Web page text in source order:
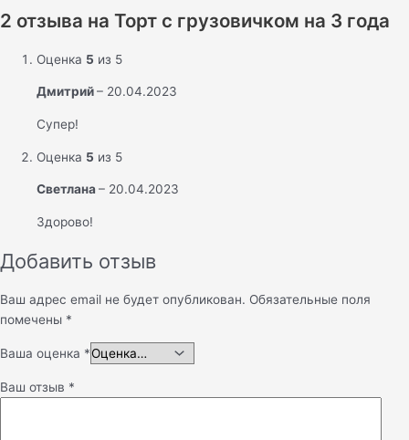
2 отзыва на Торт c грузовичком на 3 года
Оценка 5 из 5
Дмитрий– 20.04.2023
Супер!
Оценка 5 из 5
Светлана– 20.04.2023
Здорово!
Добавить отзыв
Ваш адрес email не будет опубликован. Обязательные поля
помечены *
Ваша оценка *
Ваш отзыв *